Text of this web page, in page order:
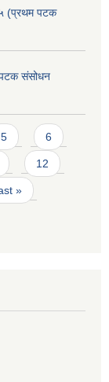
(प्रथम पटक
पटक संसोधन
5 6
12
»